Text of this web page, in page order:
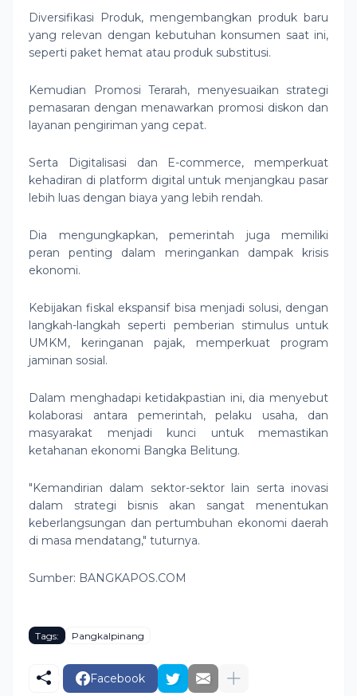
Diversifikasi Produk, mengembangkan produk baru
yang relevan dengan kebutuhan konsumen saat ini,
seperti paket hemat atau produk substitusi.
Kemudian Promosi Terarah, menyesuaikan strategi
pemasaran dengan menawarkan promosi diskon dan
layanan pengiriman yang cepat.
Serta Digitalisasi dan E-commerce, memperkuat
kehadiran di platform digital untuk menjangkau pasar
lebih luas dengan biaya yang lebih rendah.
Dia mengungkapkan, pemerintah juga memiliki
peran penting dalam meringankan dampak krisis
ekonomi.
Kebijakan fiskal ekspansif bisa menjadi solusi, dengan
langkah-langkah seperti pemberian stimulus untuk
UMKM, keringanan pajak, memperkuat program
jaminan sosial.
Dalam menghadapi ketidakpastian ini, dia menyebut
kolaborasi antara pemerintah, pelaku usaha, dan
masyarakat menjadi kunci untuk memastikan
ketahanan ekonomi Bangka Belitung.
"Kemandirian dalam sektor-sektor lain serta inovasi
dalam strategi bisnis akan sangat menentukan
keberlangsungan dan pertumbuhan ekonomi daerah
di masa mendatang," tuturnya.
Sumber: BANGKAPOS.COM
Tags: Pangkalpinang
Facebook